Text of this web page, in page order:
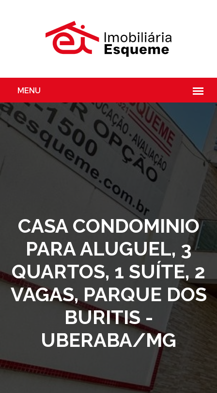
CASA CONDOMINIO
PARA ALUGUEL, 3
QUARTOS, 1 SUÍTE, 2
VAGAS, PARQUE DOS
BURITIS -
UBERABA/MG